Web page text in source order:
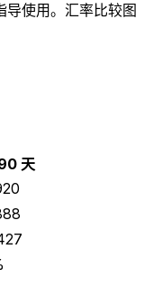
导使用。汇率比较图
天